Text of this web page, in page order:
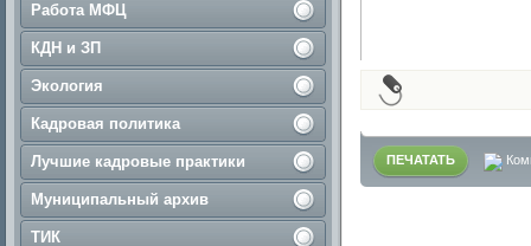
Работа МФЦ
КДН и ЗП
Экология
Кадровая политика
Лучшие кадровые практики
Муниципальный архив
ТИК
ПЕЧАТАТЬ